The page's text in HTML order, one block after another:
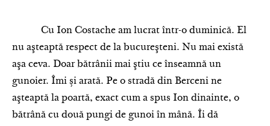
Cu Ion Costache am lucrat într-o duminică. El
nu aşteaptă respect de la bucureşteni. Nu mai există
aşa ceva. Doar bătrânii mai ştiu ce înseamnă un
gunoier. Îmi și arată. Pe o stradă din Berceni ne
aşteaptă la poartă, exact cum a spus Ion dinainte, o
bătrână cu două pungi de gunoi în mână. Îi dă